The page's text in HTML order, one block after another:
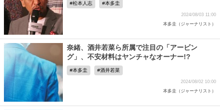
松本人志 本多圭
2024/08/03 11:00
本多圭（ジャーナリスト）
奈緒、酒井若菜ら所属で注目の「アービン
グ」、不安材料はヤンチャなオーナー!?
本多圭 酒井若菜
2024/08/02 10:00
本多圭（ジャーナリスト）